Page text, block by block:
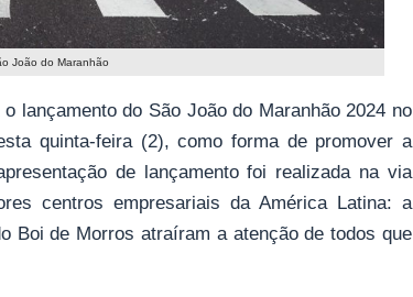
João do Maranhão
lançamento do São João do Maranhão 2024 no
quinta-feira (2), como forma de promover a
de lançamento foi realizada na via
centros empresariais da América Latina: a
Boi de Morros atraíram a atenção de todos que